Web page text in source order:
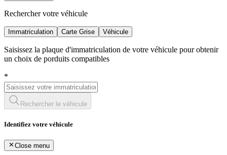
Rechercher votre véhicule
Immatriculation Carte Grise Véhicule
Saisissez la plaque d'immatriculation de votre véhicule pour obtenir
un choix de porduits compatibles
*
Rechercher le véhicule
Identifiez votre véhicule
Close menu